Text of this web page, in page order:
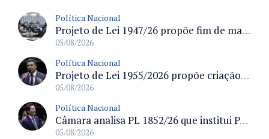
Política Nacional
Projeto de Lei 1947/26 propõe fim de margens para cartão de crédito e consignado do INSS
05/08/2026
Política Nacional
Projeto de Lei 1955/2026 propõe criação de geração livre de fumo ao restringir venda de vapes a nascidos desde 1º de janeiro de 2009
05/08/2026
Política Nacional
Câmara analisa PL 1852/26 que institui Política Nacional de Gestão de Desempenho e Eficiência para servidores públicos
05/08/2026